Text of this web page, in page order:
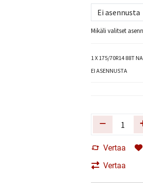
Mikäli valitset
1X 175/70R14 88T
EI ASENNUSTA
Vertaa
Vertaa